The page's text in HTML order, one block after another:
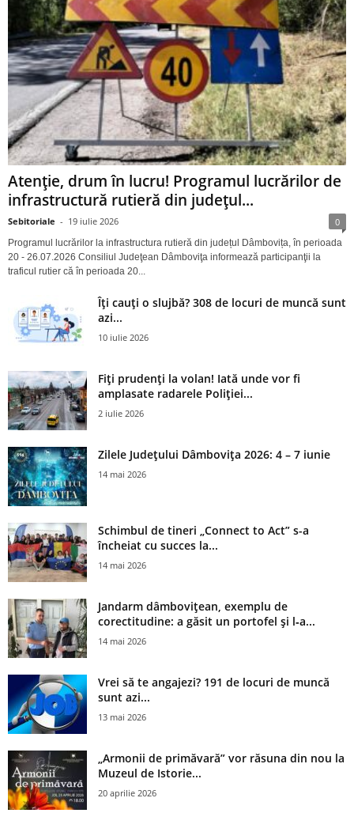
Atenție, drum în lucru! Programul lucrărilor de
infrastructură rutieră din județul...
Sebitoriale - 19 iulie 2026 0
Programul lucrărilor la infrastructura rutieră din județul Dâmbovița, în perioada
20 - 26.07.2026 Consiliul Judeţean Dâmboviţa informează participanţii la
traficul rutier că în perioada 20...
Îți cauți o slujbă? 308 de locuri de muncă sunt
azi...
10 iulie 2026
Fiți prudenți la volan! Iată unde vor fi
amplasate radarele Poliției...
2 iulie 2026
Zilele Județului Dâmbovița 2026: 4 – 7 iunie
14 mai 2026
Schimbul de tineri „Connect to Act” s-a
încheiat cu succes la...
14 mai 2026
Jandarm dâmbovițean, exemplu de
corectitudine: a găsit un portofel și l‑a...
14 mai 2026
Vrei să te angajezi? 191 de locuri de muncă
sunt azi...
13 mai 2026
„Armonii de primăvară” vor răsuna din nou la
Muzeul de Istorie...
20 aprilie 2026